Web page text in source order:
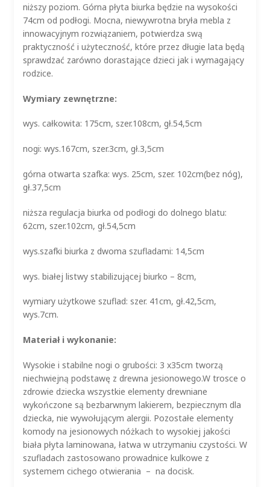
niższy poziom. Górna płyta biurka będzie na wysokości
74cm od podłogi. Mocna, niewywrotna bryła mebla z
innowacyjnym rozwiązaniem, potwierdza swą
praktyczność i użyteczność, które przez długie lata będą
sprawdzać zarówno dorastające dzieci jak i wymagający
rodzice.
Wymiary zewnętrzne:
wys. całkowita: 175cm, szer.108cm, gł.54,5cm
nogi: wys.167cm, szer.3cm, gł.3,5cm
górna otwarta szafka: wys. 25cm, szer. 102cm(bez nóg),
gł.37,5cm
niższa regulacja biurka od podłogi do dolnego blatu:
62cm, szer.102cm, gł.54,5cm
wys.szafki biurka z dwoma szufladami: 14,5cm
wys. białej listwy stabilizującej biurko – 8cm,
wymiary użytkowe szuflad: szer. 41cm, gł.42,5cm,
wys.7cm.
Materiał i wykonanie:
Wysokie i stabilne nogi o grubości: 3 x35cm tworzą
niechwiejną podstawę z drewna jesionowego.W trosce o
zdrowie dziecka wszystkie elementy drewniane
wykończone są bezbarwnym lakierem, bezpiecznym dla
dziecka, nie wywołującym alergii. Pozostałe elementy
komody na jesionowych nóżkach to wysokiej jakości
biała płyta laminowana, łatwa w utrzymaniu czystości. W
szufladach zastosowano prowadnice kulkowe z
systemem cichego otwierania – na docisk.